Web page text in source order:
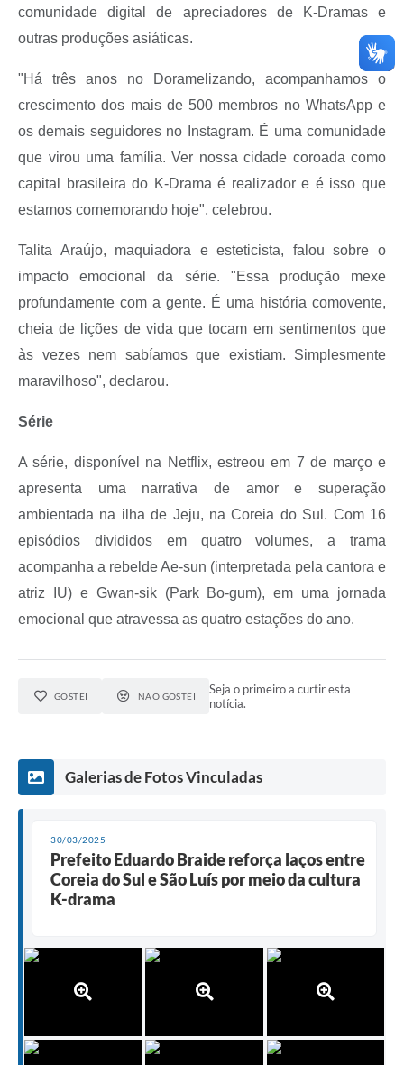
comunidade digital de apreciadores de K-Dramas e
outras produções asiáticas.
"Há três anos no Doramelizando, acompanhamos o
crescimento dos mais de 500 membros no WhatsApp e
os demais seguidores no Instagram. É uma comunidade
que virou uma família. Ver nossa cidade coroada como
capital brasileira do K-Drama é realizador e é isso que
estamos comemorando hoje", celebrou.
Talita Araújo, maquiadora e esteticista, falou sobre o
impacto emocional da série. "Essa produção mexe
profundamente com a gente. É uma história comovente,
cheia de lições de vida que tocam em sentimentos que
às vezes nem sabíamos que existiam. Simplesmente
maravilhoso", declarou.
Série
A série, disponível na Netflix, estreou em 7 de março e
apresenta uma narrativa de amor e superação
ambientada na ilha de Jeju, na Coreia do Sul. Com 16
episódios divididos em quatro volumes, a trama
acompanha a rebelde Ae-sun (interpretada pela cantora e
atriz IU) e Gwan-sik (Park Bo-gum), em uma jornada
emocional que atravessa as quatro estações do ano.
GOSTEI NÃO GOSTEI
Seja o primeiro a curtir esta
notícia.
Galerias de Fotos Vinculadas
30/03/2025
Prefeito Eduardo Braide reforça laços entre
Coreia do Sul e São Luís por meio da cultura
K-drama